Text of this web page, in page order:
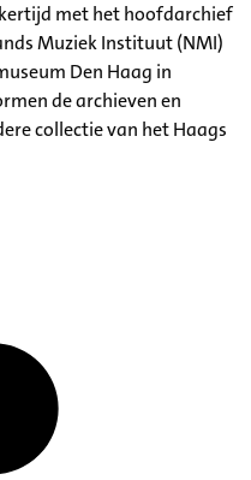
met het hoofdarchief
Muziek Instituut (NMI)
Den Haag in
de archieven en
collectie van het Haags